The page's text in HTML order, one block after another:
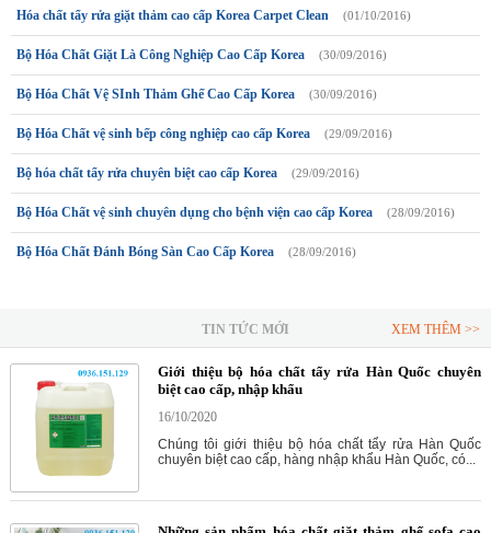
Hóa chất tẩy rửa giặt thảm cao cấp Korea Carpet Clean (01/10/2016)
Bộ Hóa Chất Giặt Là Công Nghiệp Cao Cấp Korea (30/09/2016)
Bộ Hóa Chất Vệ SInh Thảm Ghế Cao Cấp Korea (30/09/2016)
Bộ Hóa Chất vệ sinh bếp công nghiệp cao cấp Korea (29/09/2016)
Bộ hóa chất tẩy rửa chuyên biệt cao cấp Korea (29/09/2016)
Bộ Hóa Chất vệ sinh chuyên dụng cho bệnh viện cao cấp Korea (28/09/2016)
Bộ Hóa Chất Đánh Bóng Sàn Cao Cấp Korea (28/09/2016)
TIN TỨC MỚI XEM THÊM >>
Giới thiệu bộ hóa chất tẩy rửa Hàn Quốc chuyên
biệt cao cấp, nhập khẩu
16/10/2020
Chúng tôi giới thiệu bộ hóa chất tẩy rửa Hàn Quốc
chuyên biệt cao cấp, hàng nhập khẩu Hàn Quốc, có...